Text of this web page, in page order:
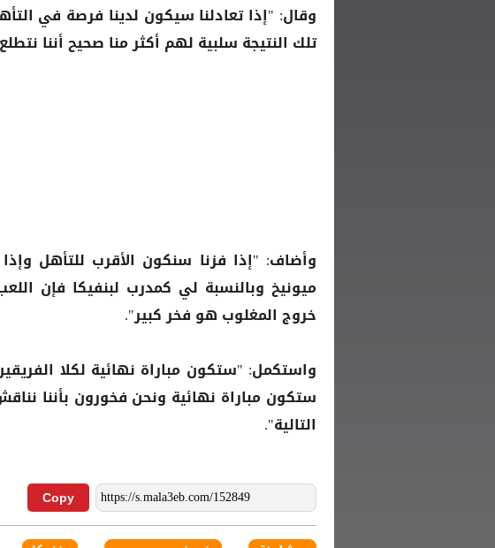
وقال: "إذا تعادلنا سيكون لدينا فرصة في
تلك النتيجة سلبية لهم أكثر منا صحيح أننا
وأضاف: "إذا فزنا سنكون الأقرب للتأهل
ميونيخ وبالنسبة لي كمدرب لبنفيكا فإن
خروج المغلوب هو فخر كبير".
واستكمل: "ستكون مباراة نهائية لكلا
ستكون مباراة نهائية ونحن فخورون بأننا
التالية".
Copy